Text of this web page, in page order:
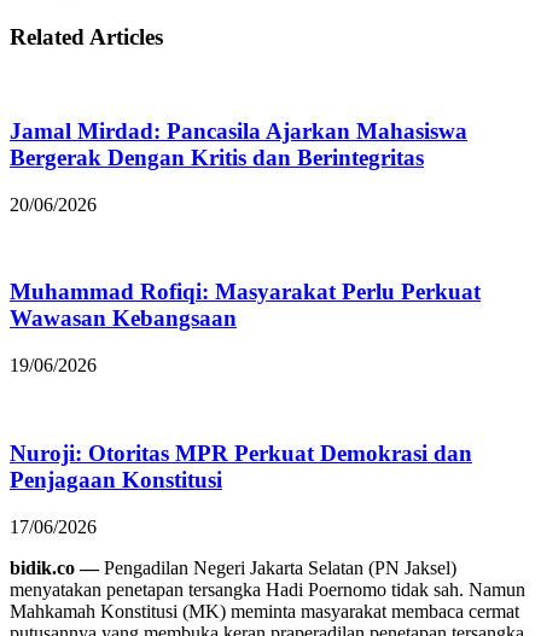
Related Articles
Jamal Mirdad: Pancasila Ajarkan Mahasiswa
Bergerak Dengan Kritis dan Berintegritas
20/06/2026
Muhammad Rofiqi: Masyarakat Perlu Perkuat
Wawasan Kebangsaan
19/06/2026
Nuroji: Otoritas MPR Perkuat Demokrasi dan
Penjagaan Konstitusi
17/06/2026
bidik.co —Pengadilan Negeri Jakarta Selatan (PN Jaksel)
menyatakan penetapan tersangka Hadi Poernomo tidak sah. Namun
Mahkamah Konstitusi (MK) meminta masyarakat membaca cermat